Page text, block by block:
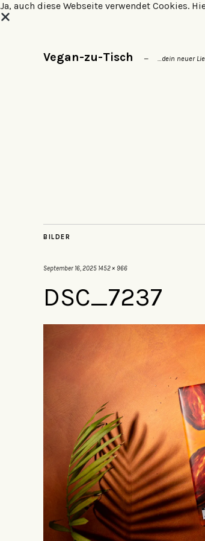
Ja, auch diese Webseite verwendet Cookies.
Vegan-zu-Tisch …dein neuer
BILDER
September 16, 2025 1452 × 966
DSC_7237